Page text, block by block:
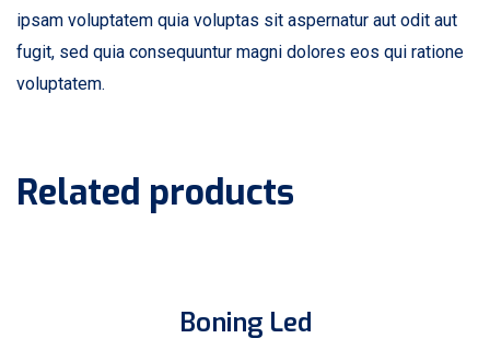
ipsam voluptatem quia voluptas sit aspernatur aut odit aut
fugit, sed quia consequuntur magni dolores eos qui ratione
voluptatem.
Related products
Boning Led